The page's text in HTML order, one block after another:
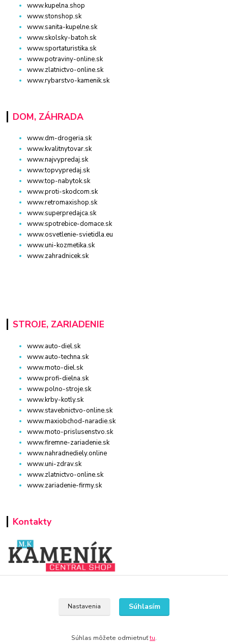
www.kupelna.shop
www.stonshop.sk
www.sanita-kupelne.sk
www.skolsky-batoh.sk
www.sportaturistika.sk
www.potraviny-online.sk
www.zlatnictvo-online.sk
www.rybarstvo-kamenik.sk
DOM, ZÁHRADA
www.dm-drogeria.sk
www.kvalitnytovar.sk
www.najvypredaj.sk
www.topvypredaj.sk
www.top-nabytok.sk
www.proti-skodcom.sk
www.retromaxishop.sk
www.superpredajca.sk
www.spotrebice-domace.sk
www.osvetlenie-svietidla.eu
www.uni-kozmetika.sk
www.zahradnicek.sk
STROJE, ZARIADENIE
www.auto-diel.sk
www.auto-techna.sk
www.moto-diel.sk
www.profi-dielna.sk
www.polno-stroje.sk
www.krby-kotly.sk
www.stavebnictvo-online.sk
www.maxiobchod-naradie.sk
www.moto-prislusenstvo.sk
www.firemne-zariadenie.sk
www.nahradnediely.online
www.uni-zdrav.sk
www.zlatnictvo-online.sk
www.zariadenie-firmy.sk
Kontakty
+421 940 949 000
Nastavenia Súhlasím
Súhlas môžete odmietnuťtu.